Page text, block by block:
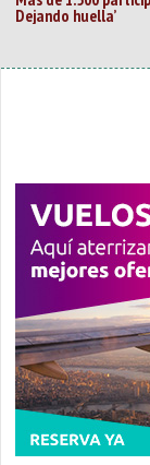
Dejando huella’